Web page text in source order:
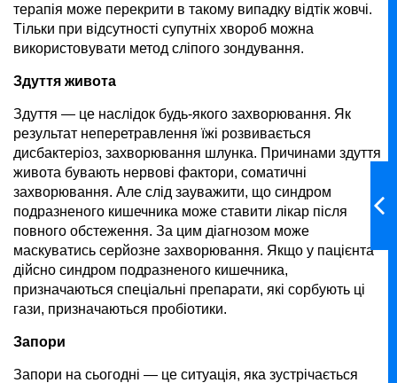
терапія може перекрити в такому випадку відтік жовчі.
Тільки при відсутності супутніх хвороб можна
використовувати метод сліпого зондування.
Здуття живота
Здуття — це наслідок будь-якого захворювання. Як
результат неперетравлення їжі розвивається
дисбактеріоз, захворювання шлунка. Причинами здуття
живота бувають нервові фактори, соматичні
захворювання. Але слід зауважити, що синдром
подразненого кишечника може ставити лікар після
повного обстеження. За цим діагнозом може
маскуватись серйозне захворювання. Якщо у пацієнта
дійсно синдром подразненого кишечника,
призначаються спеціальні препарати, які сорбують ці
гази, призначаються пробіотики.
Запори
Запори на сьогодні — це ситуація, яка зустрічається